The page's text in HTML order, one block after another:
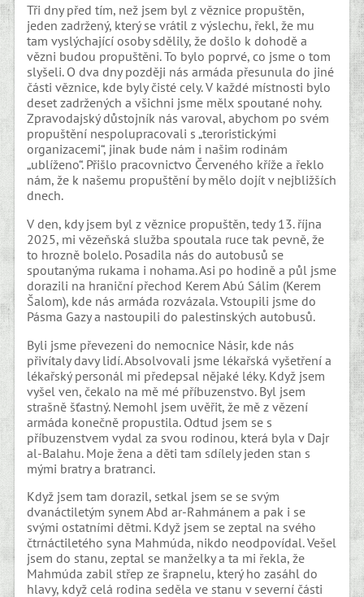
Tři dny před tím, než jsem byl z věznice propuštěn,
jeden zadržený, který se vrátil z výslechu, řekl, že mu
tam vyslýchající osoby sdělily, že došlo k dohodě a
vězni budou propuštěni. To bylo poprvé, co jsme o tom
slyšeli. O dva dny později nás armáda přesunula do jiné
části věznice, kde byly čisté cely. V každé místnosti bylo
deset zadržených a všichni jsme mělx spoutané nohy.
Zpravodajský důstojník nás varoval, abychom po svém
propuštění nespolupracovali s „teroristickými
organizacemi“, jinak bude nám i našim rodinám
„ublíženo“. Přišlo pracovnictvo Červeného kříže a řeklo
nám, že k našemu propuštění by mělo dojít v nejbližších
dnech.
V den, kdy jsem byl z věznice propuštěn, tedy 13. října
2025, mi vězeňská služba spoutala ruce tak pevně, že
to hrozně bolelo. Posadila nás do autobusů se
spoutanýma rukama i nohama. Asi po hodině a půl jsme
dorazili na hraniční přechod Kerem Abú Sálim (Kerem
Šalom), kde nás armáda rozvázala. Vstoupili jsme do
Pásma Gazy a nastoupili do palestinských autobusů.
Byli jsme převezeni do nemocnice Násir, kde nás
přivítaly davy lidí. Absolvovali jsme lékařská vyšetření a
lékařský personál mi předepsal nějaké léky. Když jsem
vyšel ven, čekalo na mě mé příbuzenstvo. Byl jsem
strašně šťastný. Nemohl jsem uvěřit, že mě z vězení
armáda konečně propustila. Odtud jsem se s
příbuzenstvem vydal za svou rodinou, která byla v Dajr
al-Balahu. Moje žena a děti tam sdílely jeden stan s
mými bratry a bratranci.
Když jsem tam dorazil, setkal jsem se se svým
dvanáctiletým synem Abd ar-Rahmánem a pak i se
svými ostatními dětmi. Když jsem se zeptal na svého
čtrnáctiletého syna Mahmúda, nikdo neodpovídal. Vešel
jsem do stanu, zeptal se manželky a ta mi řekla, že
Mahmúda zabil střep ze šrapnelu, který ho zasáhl do
hlavy, když celá rodina seděla ve stanu v severní části